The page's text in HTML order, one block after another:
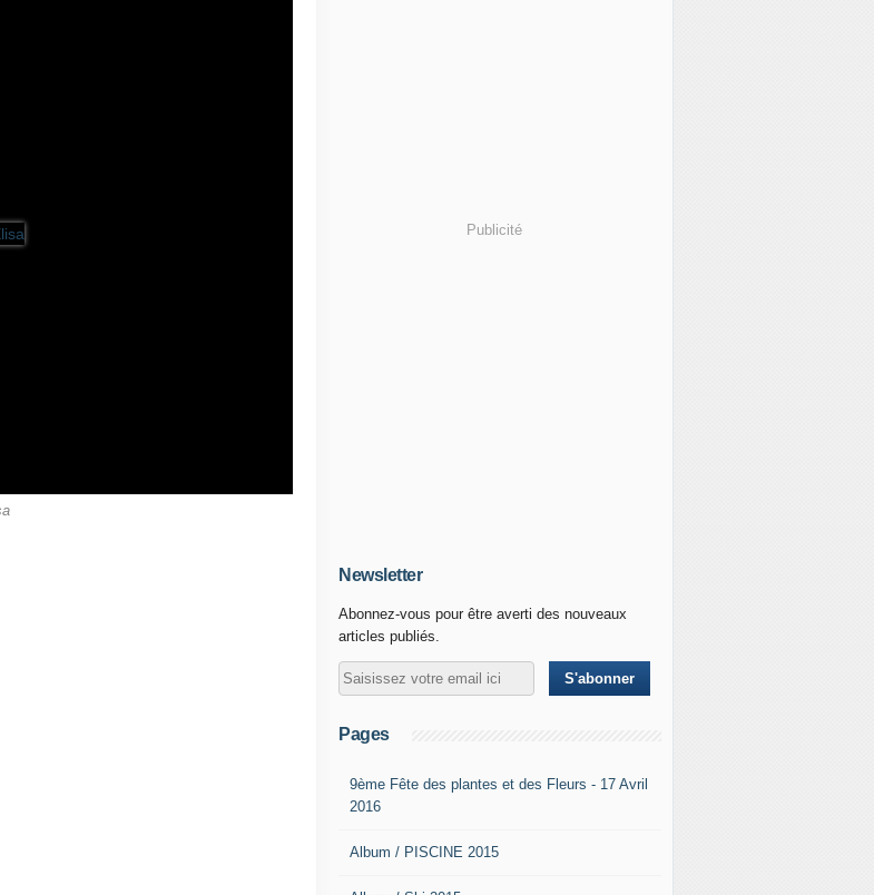
Publicité
Newsletter
Abonnez-vous pour être averti des nouveaux
articles publiés.
Pages
9ème Fête des plantes et des Fleurs - 17 Avril
2016
Album / PISCINE 2015